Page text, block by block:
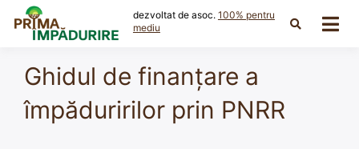
content
dezvoltat de asoc. 100% pentru
mediu
Ghidul de finanțare a
împăduririlor prin PNRR